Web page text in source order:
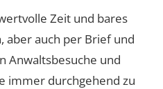
Zeit und bares
aber auch per Brief und
Anwaltsbesuche und
immer durchgehend zu